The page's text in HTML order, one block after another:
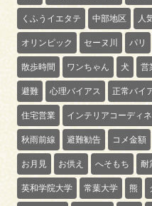
くふうイエタテ 中部地区 人
オリンピック セーヌ川 パリ
散歩時間 ワンちゃん 犬 営
避難 心理バイアス 正常バイ
住宅営業 インテリアコーディ
秋雨前線 避難勧告 コメ金額
お月見 お供え へそもち 耐
英和学院大学 常葉大学 熊